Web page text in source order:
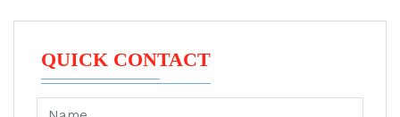
QUICK CONTACT